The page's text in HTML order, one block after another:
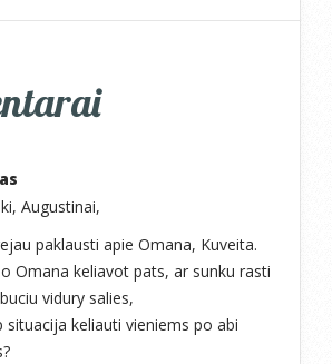
Augustinai,
paklausti apie Omana, Kuveita.
Omana keliavot pats, ar sunku rasti
vidury salies,
situacija keliauti vieniems po abi